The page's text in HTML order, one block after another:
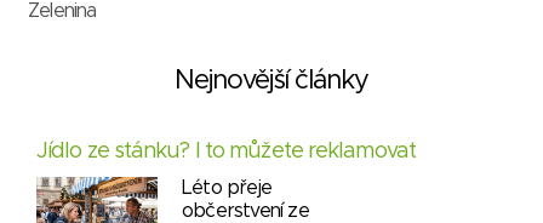
Zelenina
Nejnovější články
Jídlo ze stánku? I to můžete reklamovat
Léto přeje
občerstvení ze